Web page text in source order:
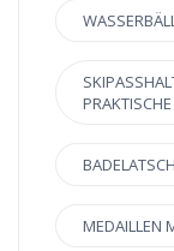
MEDAILLEN